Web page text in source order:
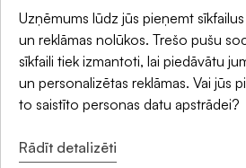
Atlikums veikalos
Piegādes metodes
E-pasts
Uzņēmums lūdz jūs pieņemt
un reklāmas nolūkos. Trešo pušu
sīkfaili tiek izmantoti, lai piedāvātu
un personalizētas reklāmas. Vai jūs
to saistīto personas datu apstrādei?
Rādīt detalizēti